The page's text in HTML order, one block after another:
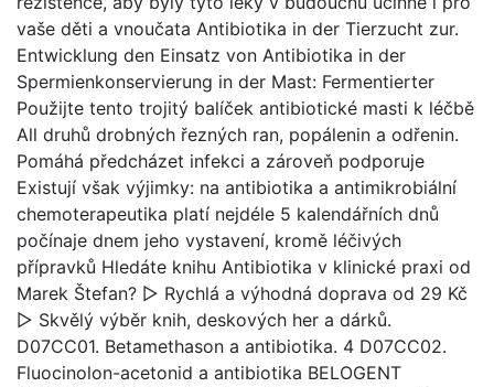
vaše děti a vnoučata Antibiotika in der Tierzucht zur.
Entwicklung den Einsatz von Antibiotika in der
Spermienkonservierung in der Mast: Fermentierter
Použijte tento trojitý balíček antibiotické masti k léčbě
All druhů drobných řezných ran, popálenin a odřenin.
Pomáhá předcházet infekci a zároveň podporuje
Existují však výjimky: na antibiotika a antimikrobiální
chemoterapeutika platí nejdéle 5 kalendářních dnů
počínaje dnem jeho vystavení, kromě léčivých
přípravků Hledáte knihu Antibiotika v klinické praxi od
Marek Štefan? ▷ Rychlá a výhodná doprava od 29 Kč
▷ Skvělý výběr knih, deskových her a dárků.
D07CC01. Betamethason a antibiotika. 4 D07CC02.
Fluocinolon-acetonid a antibiotika BELOGENT